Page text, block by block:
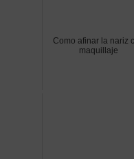
Como afinar la nariz
maquillaje